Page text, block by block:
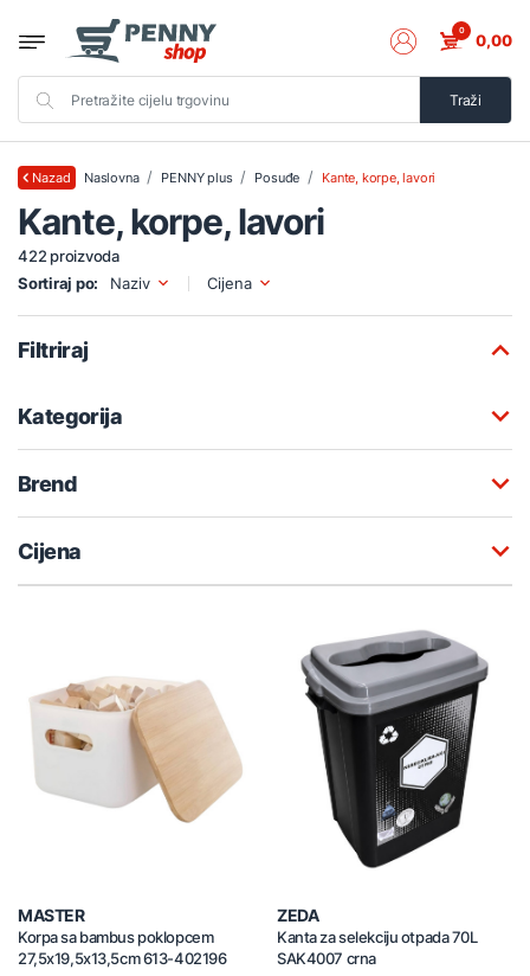
Traži
0 0,00
Nazad Naslovna PENNY plus Posuđe Kante, korpe, lavori
Kante, korpe, lavori
422 proizvoda
Sortiraj po:
Naziv Cijena
Filtriraj
Kategorija
Brend
Cijena
MASTER
Korpa sa bambus poklopcem
27,5x19,5x13,5cm 613-402196
ZEDA
Kanta za selekciju otpada 70L
SAK4007 crna